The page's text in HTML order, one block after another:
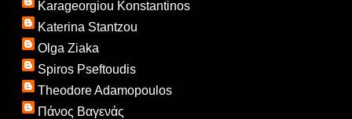
Karageorgiou Konstantinos
Katerina Stantzou
Olga Ziaka
Spiros Pseftoudis
Theodore Adamopoulos
Πάνος Βαγενάς